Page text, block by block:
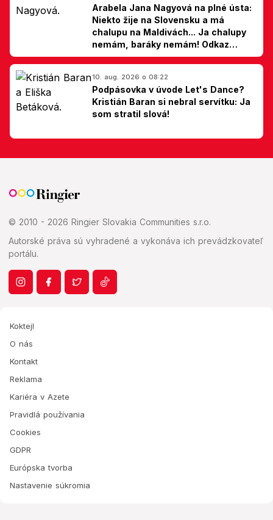
Arabela Jana Nagyová na plné ústa:
Niekto žije na Slovensku a má
chalupu na Maldivách... Ja chalupy
nemám, baráky nemám! Odkaz
Slovákom
10. aug. 2026 o 08:22
Podpásovka v úvode Let's Dance?
Kristián Baran si nebral servítku: Ja
som stratil slová!
© 2010 - 2026 Ringier Slovakia Communities s.r.o.
Autorské práva sú vyhradené a vykonáva ich prevádzkovateľ
portálu.
Koktejl
O nás
Kontakt
Reklama
Kariéra v Azete
Pravidlá používania
Cookies
GDPR
Európska tvorba
Nastavenie súkromia